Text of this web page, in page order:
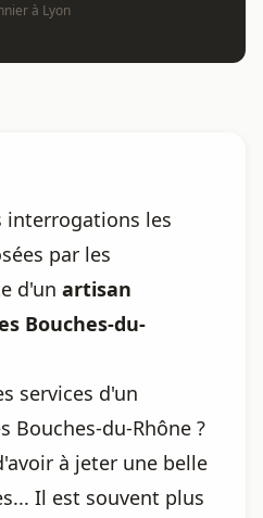
à Lyon
interrogations les
par les
d'un artisan
Bouches-du-
services d'un
Bouches-du-Rhône ?
à jeter une belle
Il est souvent plus